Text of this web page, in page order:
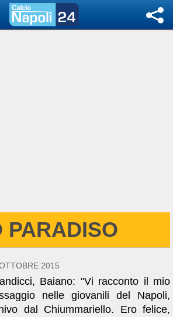
PARADISO
2015
Baiano: "Vi racconto il mio
nelle giovanili del Napoli,
dal Chiummariello. Ero felice,